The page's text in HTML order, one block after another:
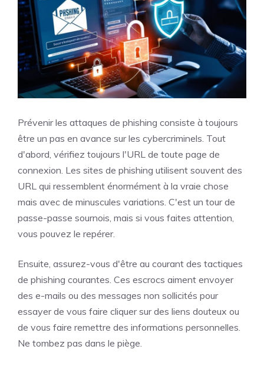
Prévenir les attaques de phishing consiste à toujours
être un pas en avance sur les cybercriminels. Tout
d'abord, vérifiez toujours l'URL de toute page de
connexion. Les sites de phishing utilisent souvent des
URL qui ressemblent énormément à la vraie chose
mais avec de minuscules variations. C'est un tour de
passe-passe sournois, mais si vous faites attention,
vous pouvez le repérer.
Ensuite, assurez-vous d'être au courant des tactiques
de phishing courantes. Ces escrocs aiment envoyer
des e-mails ou des messages non sollicités pour
essayer de vous faire cliquer sur des liens douteux ou
de vous faire remettre des informations personnelles.
Ne tombez pas dans le piège.